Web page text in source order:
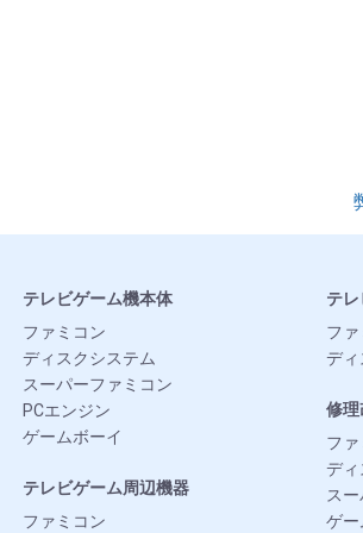
テレビゲーム機本体
ファミコン
ディスクシステム
スーパーファミコン
PCエンジン
ゲームボーイ
テレビゲーム周辺機器
ファミコン
テ
フ
ディ
修理
フ
ディ
ス
ゲー